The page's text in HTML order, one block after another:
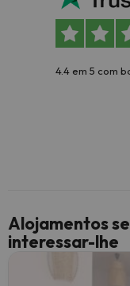
4.4 em 5 com
Alojamentos
interessar-lhe